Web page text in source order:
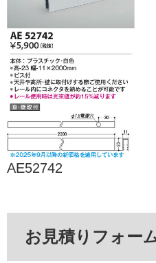
AE52742
お見積りフォー